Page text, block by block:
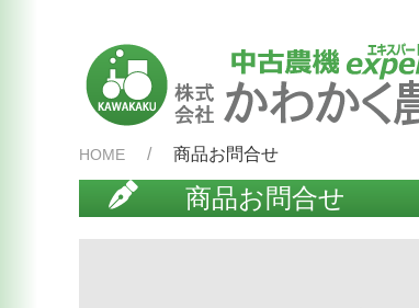
HOME 商品お問合せ
商品お問合せ